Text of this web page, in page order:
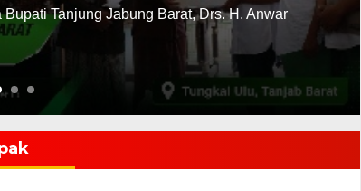
Tanjung Jabung Barat, Drs. H. Anwar